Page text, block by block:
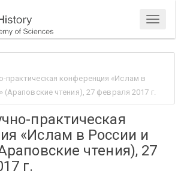
Menu
практическая конференция «Ислам в
(Араповские чтения), 27 февраля 2017 г.
практическая
«Ислам в России и
чтения), 27
г.